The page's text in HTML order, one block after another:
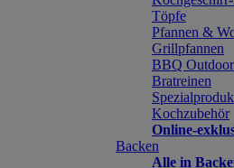
Töpfe
Pfannen &
Grillpfannen
BBQ
Bratreinen
Kochzubehör
Online-
Backen
Alle in